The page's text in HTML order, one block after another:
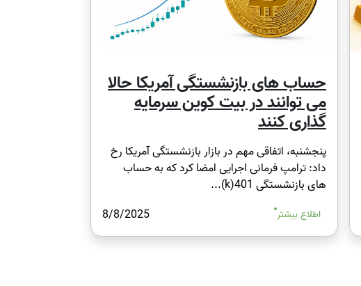
حساب های بازنشستگی آمریکا حالا
می توانند در بیت کوین سرمایه
گذاری کنند
پنجشنبه، اتفاقی مهم در بازار بازنشستگی آمریکا رخ
داد: ترامپ فرمانی اجرایی امضا کرد که به حساب
های بازنشستگی 401(k)...
اطلاع بیشتر 8/8/2025